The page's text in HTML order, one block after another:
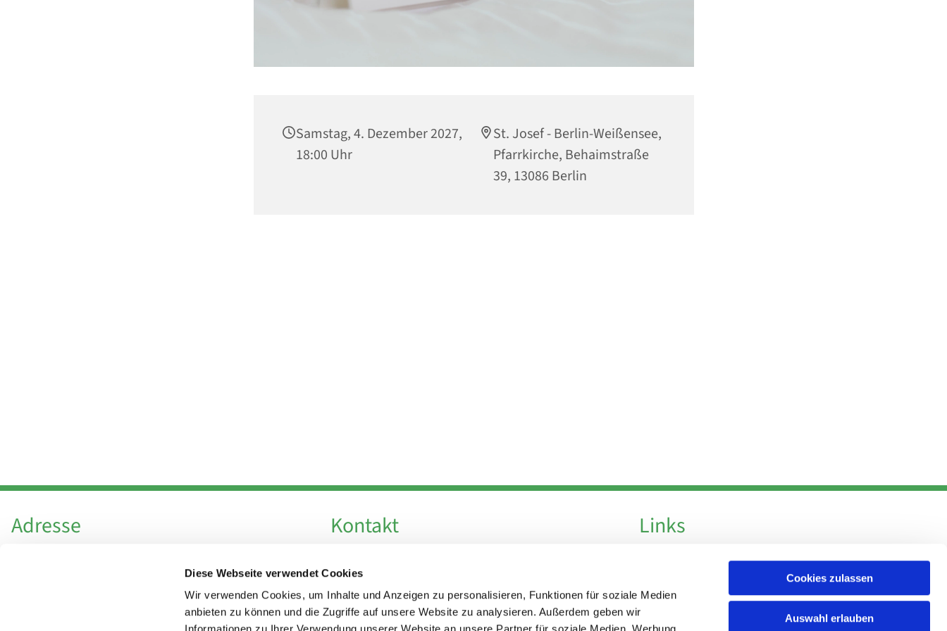
Diese Webseite verwendet Cookies
Wir verwenden Cookies, um Inhalte und Anzeigen zu personalisieren, Funktionen für soziale Medien
anbieten zu können und die Zugriffe auf unsere Website zu analysieren. Außerdem geben wir
Cookies zulassen
Auswahl erlauben
Samstag, 4. Dezember 2027,
18:00 Uhr
St. Josef - Berlin-Weißensee,
Pfarrkirche, Behaimstraße
39, 13086 Berlin
Adresse
Hl. Theresa von Avila Berlin Nordost
Leitender Pfarrer - Norbert Pomplun
Kontakt
Fax +49 30 924 54 18
E-Mailinfo@theresa-von-avila-berlin.de
Links
Impressum